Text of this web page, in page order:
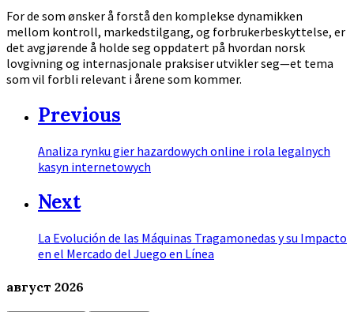
For de som ønsker å forstå den komplekse dynamikken
mellom kontroll, markedstilgang, og forbrukerbeskyttelse, er
det avgjørende å holde seg oppdatert på hvordan norsk
lovgivning og internasjonale praksiser utvikler seg—et tema
som vil forbli relevant i årene som kommer.
Previous
Analiza rynku gier hazardowych online i rola legalnych
kasyn internetowych
Next
La Evolución de las Máquinas Tragamonedas y su Impacto
en el Mercado del Juego en Línea
август 2026